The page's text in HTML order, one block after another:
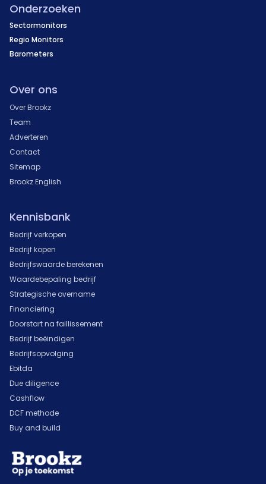
Onderzoeken
Sectormonitors
Regio Monitors
Barometers
Over ons
Over Brookz
Team
Adverteren
Contact
Sitemap
Brookz English
Kennisbank
Bedrijf verkopen
Bedrijf kopen
Bedrijfswaarde berekenen
Waardebepaling bedrijf
Strategische overname
Financiering
Doorstart na faillissement
Bedrijf beëindigen
Bedrijfsopvolging
Ebitda
Due diligence
Cashflow
DCF methode
Buy and build